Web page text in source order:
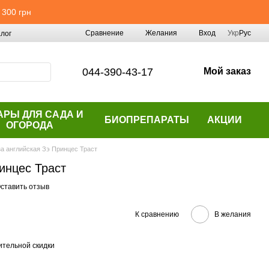
грн
Сравнение Желания Вход УкрРус
044-390-43-17 Мой заказ
ДЛЯ САДА И
ОГОРОДА
БИОПРЕПАРАТЫ АКЦИИ
английская Зэ Принцес Траст
Траст
отзыв
К сравнению В желания
скидки